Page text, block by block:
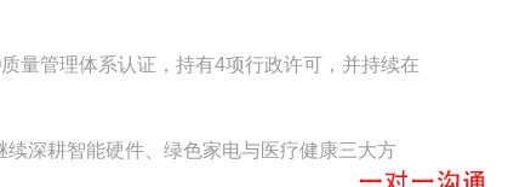
量管理体系认证，持有4项行政许可，并持续在
深耕智能硬件、绿色家电与医疗健康三大方